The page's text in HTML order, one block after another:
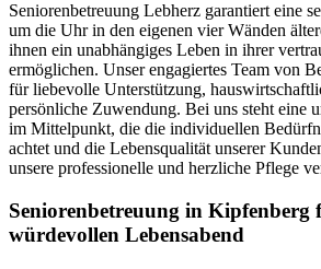
Seniorenbetreuung Lebherz garantiert eine
um die Uhr in den eigenen vier Wänden
ihnen ein unabhängiges Leben in ihrer
ermöglichen. Unser engagiertes Team von
für liebevolle Unterstützung,
persönliche Zuwendung. Bei uns steht eine
im Mittelpunkt, die die individuellen
achtet und die Lebensqualität unserer
unsere professionelle und herzliche Pflege
Senioren­betreuung in Kipfenberg
würdevollen Lebensabend